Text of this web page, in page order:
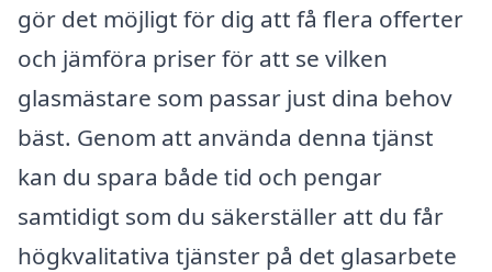
gör det möjligt för dig att få flera offerter
och jämföra priser för att se vilken
glasmästare som passar just dina behov
bäst. Genom att använda denna tjänst
kan du spara både tid och pengar
samtidigt som du säkerställer att du får
högkvalitativa tjänster på det glasarbete